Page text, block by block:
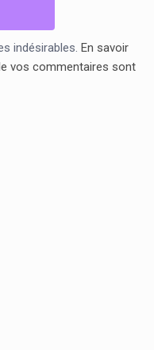
indésirables.En savoir
vos commentaires sont